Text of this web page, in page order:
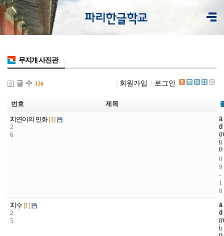
무지개 사진관
글 수 326 회원가입 로그인
번호 제목
3
2
6
지연이의 만화 [1]
a
d
m
i
n
2
3
7
2
0
0
9
-
0
9
-
1
8
3
2
5
지수 [1]
a
d
m
i
1
4
8
2
0
0
9